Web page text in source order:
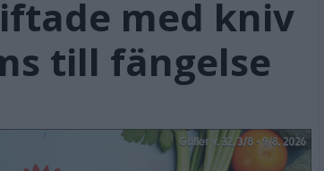
med kniv
till fängelse